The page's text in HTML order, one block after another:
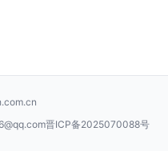
晋ICP备2025070088号